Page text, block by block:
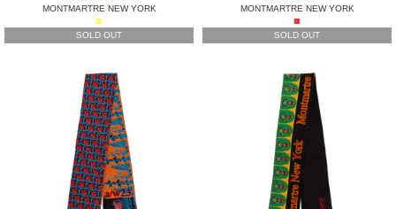
MONTMARTRE NEW YORK
■
SOLD OUT
MONTMARTRE NEW YORK
■
SOLD OUT